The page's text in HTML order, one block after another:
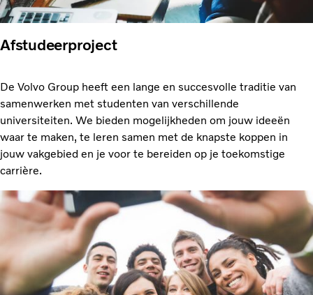
Afstudeerproject
De Volvo Group heeft een lange en succesvolle traditie van
samenwerken met studenten van verschillende
universiteiten. We bieden mogelijkheden om jouw ideeën
waar te maken, te leren samen met de knapste koppen in
jouw vakgebied en je voor te bereiden op je toekomstige
carrière. ​